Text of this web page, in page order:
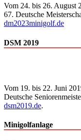
Vom 24. bis 26. August
67. Deutsche
dm2023minigolf.de
DSM 2019
Vom 19. bis 22. Juni
Deutsche
dsm2019.de.
Minigolfanlage